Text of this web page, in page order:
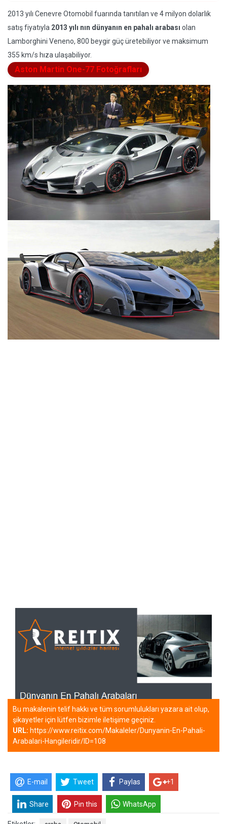
2013 yılı Cenevre Otomobil fuarında tanıtılan ve 4 milyon dolarlık
satış fiyatıyla 2013 yılı nın dünyanın en pahalı arabası olan
Lamborghini Veneno, 800 beygir güç üretebiliyor ve maksimum
355 km/s hıza ulaşabiliyor.
Aston Martin One-77 Fotoğrafları
Bu makalenin telif hakkı ve tüm sorumlulukları yazara ait olup,
şikayetler için lütfen bizimle iletişime geçiniz.
URL: https://www.reitix.com/Makaleler/Dunyanin-En-Pahali-
Arabalari-Hangileridir/ID=108
E-mail Tweet Paylas +1
Share Pin this WhatsApp